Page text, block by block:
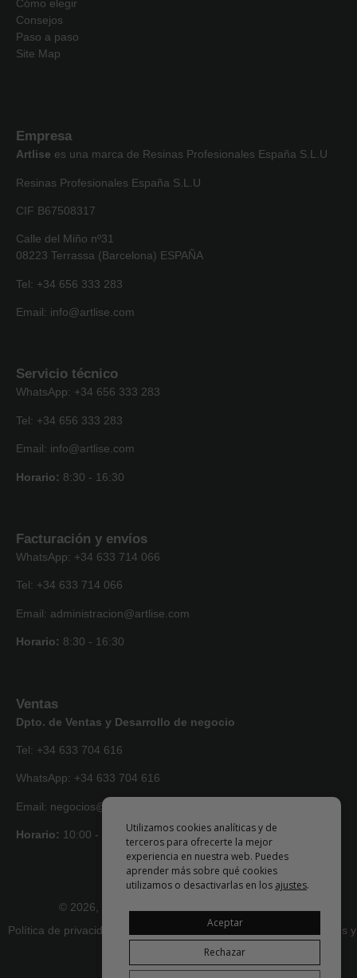
Cómo elegir
Consejos
Paso a paso
Site Map
Empresa
Artlise es una marca de Resinas Profesionales España S.L.U
Resinas Profesionales España S.L.U
CIF B67508317
Calle del Miño nº31
08223 Terrassa (Barcelona) ESPAÑA
Tel: +34 656 333 283
Email: info@artlise.com
Servicio técnico
WhatsApp: +34 656 333 283
Tel: +34 656 333 283
Email: info@artlise.com
Horario: 8:30 - 16:30
Facturación y envíos
WhatsApp: +34 633 714 066
Tel: +34 633 714 066
Email: administracion@artlise.com
Horario: 8:30 - 16:30
Ventas
Dpto. de Ventas y Desarrollo de negocio
Tel: +34 633 704 616
WhatsApp: +34 633 704 616
Email: negocios@artlise.com
Horario: 10:00 - 18:00
© 2026, todos los derechos reservados • Artlise
Política de privacidad
Términos y condiciones
Devoluciones y
Utilizamos cookies analíticas y de
terceros para ofrecerte la mejor
experiencia en nuestra web. Puedes
aprender más sobre qué cookies
utilizamos o desactivarlas en los ajustes.
Aceptar
Rechazar